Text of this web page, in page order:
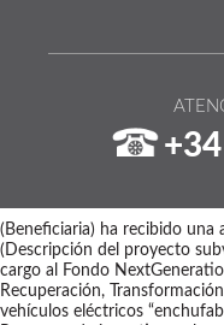
(Beneficiaria) ha recibido una
(Descripción del proyecto
cargo al Fondo
Recuperación,
vehículos eléctricos